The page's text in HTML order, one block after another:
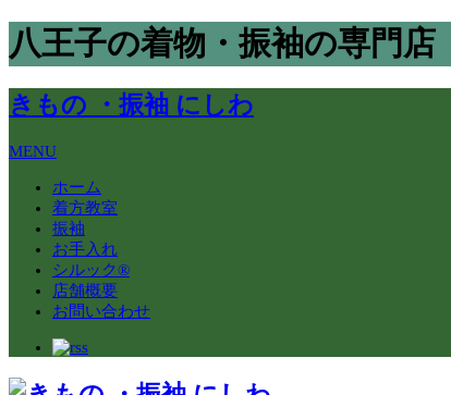
八王子の着物・振袖の専門店
きもの ・振袖 にしわ
MENU
ホーム
着方教室
振袖
お手入れ
シルック®
店舗概要
お問い合わせ